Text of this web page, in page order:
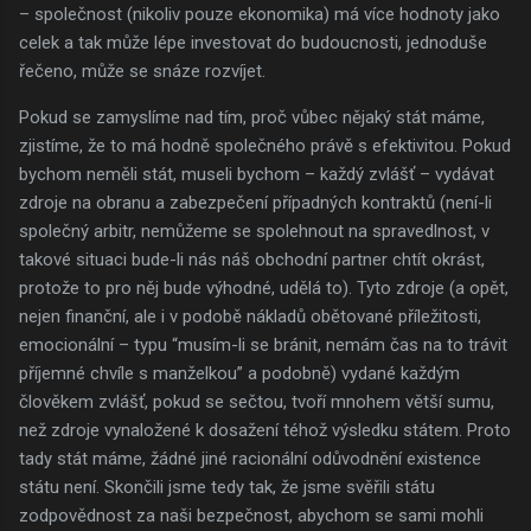
– společnost (nikoliv pouze ekonomika) má více hodnoty jako
celek a tak může lépe investovat do budoucnosti, jednoduše
řečeno, může se snáze rozvíjet.
Pokud se zamyslíme nad tím, proč vůbec nějaký stát máme,
zjistíme, že to má hodně společného právě s efektivitou. Pokud
bychom neměli stát, museli bychom – každý zvlášť – vydávat
zdroje na obranu a zabezpečení případných kontraktů (není-li
společný arbitr, nemůžeme se spolehnout na spravedlnost, v
takové situaci bude-li nás náš obchodní partner chtít okrást,
protože to pro něj bude výhodné, udělá to). Tyto zdroje (a opět,
nejen finanční, ale i v podobě nákladů obětované příležitosti,
emocionální – typu “musím-li se bránit, nemám čas na to trávit
příjemné chvíle s manželkou” a podobně) vydané každým
člověkem zvlášť, pokud se sečtou, tvoří mnohem větší sumu,
než zdroje vynaložené k dosažení téhož výsledku státem. Proto
tady stát máme, žádné jiné racionální odůvodnění existence
státu není. Skončili jsme tedy tak, že jsme svěřili státu
zodpovědnost za naši bezpečnost, abychom se sami mohli